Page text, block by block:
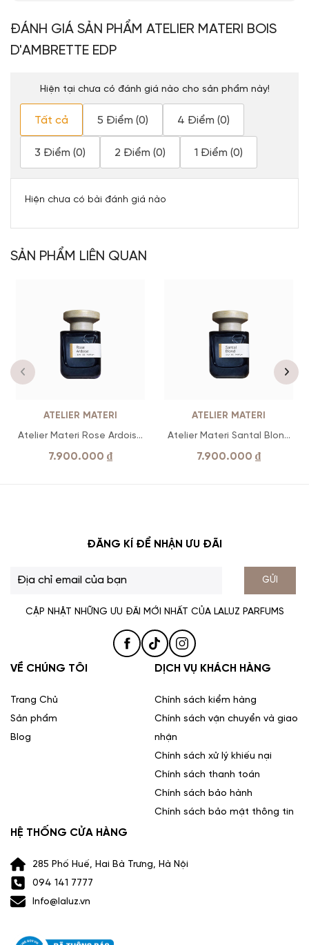
ĐÁNH GIÁ SẢN PHẨM ATELIER MATERI BOIS
D'AMBRETTE EDP
Hiện tại chưa có đánh giá nào cho sản phẩm này!
Tất cả 5 Điểm (0) 4 Điểm (0)
3 Điểm (0) 2 Điểm (0) 1 Điểm (0)
Hiện chưa có bài đánh giá nào
SẢN PHẨM LIÊN QUAN
ATELIER MATERI
Atelier Materi Rose Ardoise
EDP
7.900.000 ₫
ATELIER MATERI
Atelier Materi Santal Blond
EDP
7.900.000 ₫
ĐĂNG KÍ ĐỂ NHẬN ƯU ĐÃI
GỬI
CẬP NHẬT NHỮNG ƯU ĐÃI MỚI NHẤT CỦA LALUZ PARFUMS
VỀ CHÚNG TÔI
Trang Chủ
Sản phẩm
Blog
DỊCH VỤ KHÁCH HÀNG
Chính sách kiểm hàng
Chính sách vận chuyển và giao
nhận
Chính sách xử lý khiếu nại
Chính sách thanh toán
Chính sách bảo hành
Chính sách bảo mật thông tin
HỆ THỐNG CỬA HÀNG
285 Phố Huế, Hai Bà Trưng, Hà Nội
094 141 7777
Info@laluz.vn